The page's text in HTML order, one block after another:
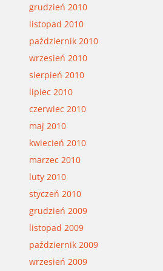
grudzień 2010
listopad 2010
październik 2010
wrzesień 2010
sierpień 2010
lipiec 2010
czerwiec 2010
maj 2010
kwiecień 2010
marzec 2010
luty 2010
styczeń 2010
grudzień 2009
listopad 2009
październik 2009
wrzesień 2009